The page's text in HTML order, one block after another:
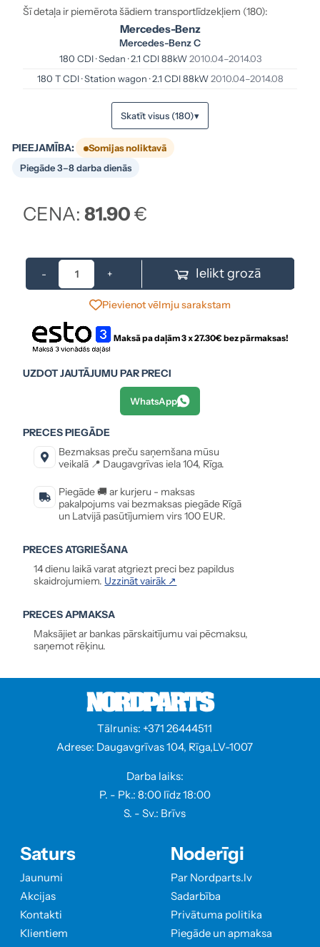
Šī detaļa ir piemērota šādiem transportlīdzekļiem (180):
Mercedes-Benz
Mercedes-Benz C
180 CDI · Sedan · 2.1 CDI 88kW 2010.04–2014.03
180 T CDI · Station wagon · 2.1 CDI 88kW 2010.04–2014.08
Skatīt visus (180)▾
PIEEJAMĪBA:
Somijas noliktavā
Piegāde 3–8 darba dienās
CENA:81.90€
- + Ielikt grozā
Pievienot vēlmju sarakstam
Maksā pa daļām 3 x27.30€ bez pārmaksas!
UZDOT JAUTĀJUMU PAR PRECI
WhatsApp
PRECES PIEGĀDE
Bezmaksas preču saņemšana mūsu
veikalā 📍 Daugavgrīvas iela 104, Rīga.
Piegāde 🚚 ar kurjeru - maksas
pakalpojums vai bezmaksas piegāde Rīgā
un Latvijā pasūtījumiem virs 100 EUR.
PRECES ATGRIEŠANA
14 dienu laikā varat atgriezt preci bez papildus
skaidrojumiem. Uzzināt vairāk ↗
PRECES APMAKSA
Maksājiet ar bankas pārskaitījumu vai pēcmaksu,
saņemot rēķinu.
Tālrunis: +371 26444511
Adrese: Daugavgrīvas 104, Rīga,LV-1007
Darba laiks:
P. - Pk.: 8:00 līdz 18:00
S. - Sv.: Brīvs
Saturs
Jaunumi
Akcijas
Kontakti
Klientiem
Noderīgi
Par Nordparts.lv
Sadarbība
Privātuma politika
Piegāde un apmaksa